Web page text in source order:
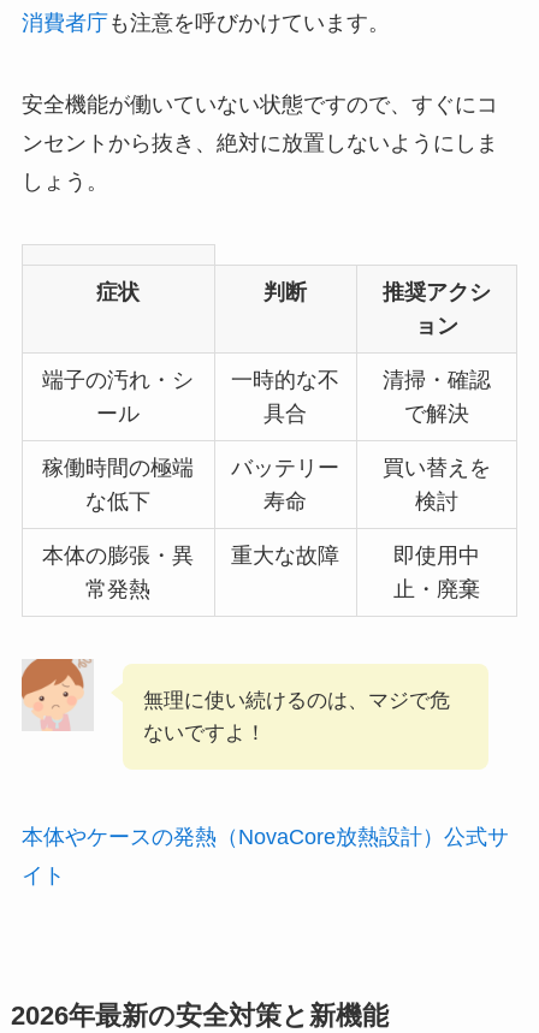
消費者庁も注意を呼びかけています。
安全機能が働いていない状態ですので、すぐにコ
ンセントから抜き、絶対に放置しないようにしま
しょう。
症状 判断
推奨アクシ
ョン
端子の汚れ・シ
ール
一時的な不
具合
清掃・確認
で解決
稼働時間の極端
な低下
バッテリー
寿命
買い替えを
検討
本体の膨張・異
常発熱
重大な故障
即使用中
止・廃棄
無理に使い続けるのは、マジで危
ないですよ！
本体やケースの発熱（NovaCore放熱設計）公式サ
イト
2026年最新の安全対策と新機能